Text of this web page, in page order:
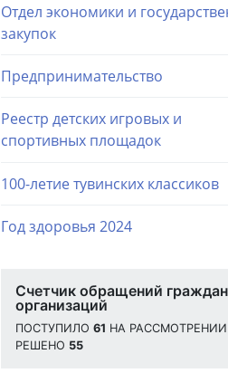
Отдел экономики и
закупок
Предпринимательство
Реестр детских игровых и
спортивных площадок
100-летие тувинских классиков
Год здоровья 2024
Счетчик обращений
организаций
ПОСТУПИЛО 61 НА РАССМОТРЕНИИ
РЕШЕНО 55